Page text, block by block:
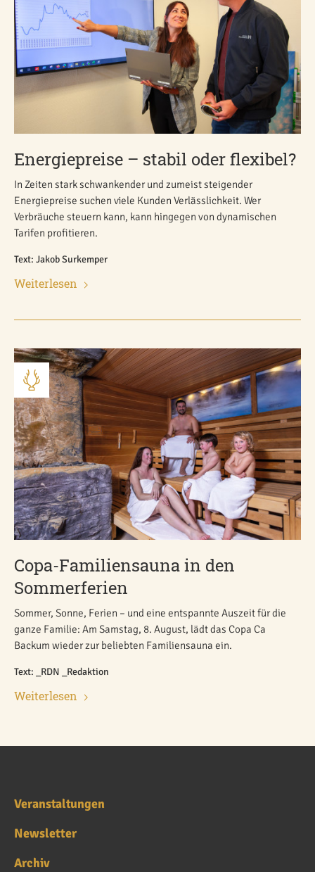
Energiepreise – stabil oder flexibel?
In Zeiten stark schwankender und zumeist steigender
Energiepreise suchen viele Kunden Verlässlichkeit. Wer
Verbräuche steuern kann, kann hingegen von dynamischen
Tarifen profitieren.
Text: Jakob Surkemper
Weiterlesen
Copa-Familiensauna in den
Sommerferien
Sommer, Sonne, Ferien – und eine entspannte Auszeit für die
ganze Familie: Am Samstag, 8. August, lädt das Copa Ca
Backum wieder zur beliebten Familiensauna ein.
Text: _RDN _Redaktion
Weiterlesen
Veranstaltungen
Newsletter
Archiv